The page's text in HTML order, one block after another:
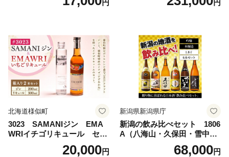
ビール工場〉群馬※沖縄・離
円
ビール 究極の辛口 酒 お酒 ア
uper dry 11回 缶ビール 缶 ギ
フト 内祝い 茨城県守谷市 送
料無料
円
北海道様似町
3023 SAMANIジン EMA
WRIイチゴリキュール セッ
ト（箱入り）【大人の味 酒
お酒 洋酒 スピリッツ クラフ
20,000円
新潟県新潟県庁
新潟の飲み比べセット 1806
A（八海山・久保田・雪中
梅・越乃寒梅・かたふね・千
68,000円